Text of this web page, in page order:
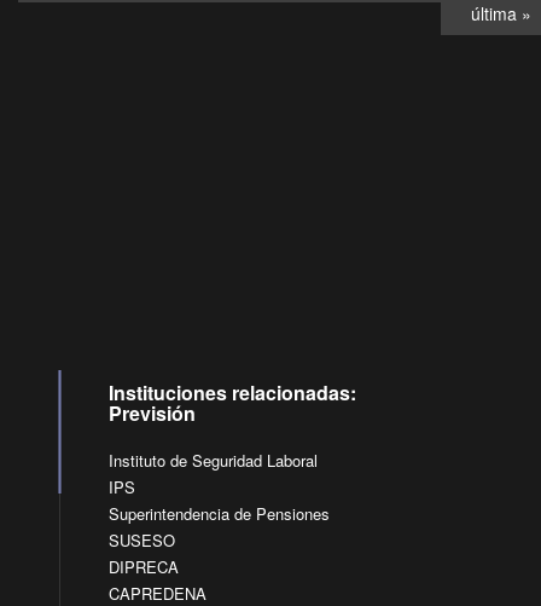
última »
Instituciones relacionadas:
Previsión
Instituto de Seguridad Laboral
IPS
Superintendencia de Pensiones
SUSESO
DIPRECA
CAPREDENA